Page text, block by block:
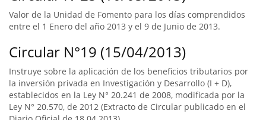
Valor de la Unidad de Fomento para los días comprendidos
entre el 1 Enero del año 2013 y el 9 de Junio de 2013.
Circular N°19 (15/04/2013)
Instruye sobre la aplicación de los beneficios tributarios por
la inversión privada en Investigación y Desarrollo (I + D),
establecidos en la Ley N° 20.241 de 2008, modificada por la
Ley N° 20.570, de 2012 (Extracto de Circular publicado en el